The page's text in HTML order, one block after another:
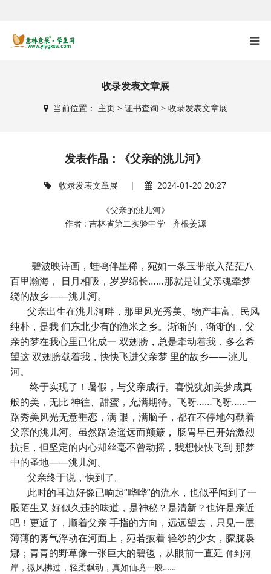
收录发表文章展
当前位置： 主页> 证书查询 > 收录发表文章展
发表作品：《父亲的洮儿河》
收录发表文章展 | 2024-01-20 20:27
《父亲的洮儿河》
作者 : 吉林省第二实验中学 齐根姜源
碧波映诗画，蛙鸣伴星稀，宛如一条玉带嵌入茫茫八
百里瀚海， 日月相吸，岁岁绵长……那就是让父亲魂牵梦
绕的故乡——洮儿河。
父亲出生在洮儿河畔，那里风光秀美、物产丰富、民风
纯朴，是我 们东北少有的渔米之乡。渐渐的，渐渐的，父
亲的梦在我心里已化成一 双翅膀，总是牵动着我，多么希
望这 双翅膀载着我，快快飞进父亲梦 里的故乡——洮儿
河。
终于实现了！暑假，与父亲成行。喜悦犹如美梦成真
般的美，无比 神往、甜蜜，充满期待。飞呀……飞呀……一
路秀美风光无意垂恋，满 眼，满脑子，都在不停地勾勒着
父亲的洮儿河。虽然路途遥远而颠簸， 肠胃早已开始激烈
抗拒，但坚定的内心却丝毫不曾动摇，我想快快飞到 那梦
中的圣地——洮儿河。
父亲终于说，快到了。
此时的耳边好像已响起“哗哗”的流水，也似乎闻到了一
股陌生又 好似久违的味道，是神秘？是清新？也许是亲近
吧！更近了，顺着父亲 手指的方向，远远望去，只见一层
薄薄的雾气浮动在河面上，宛若披着 轻纱的少女，朦胧袅
娜；青青的野草像一张巨大的碧毯，从眼前一直延伸到河
岸，微风拂过，轻柔飘动，真如仙境一般……